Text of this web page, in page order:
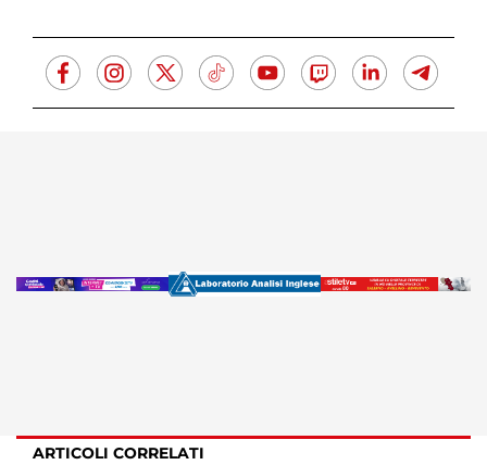
ARTICOLI CORRELATI